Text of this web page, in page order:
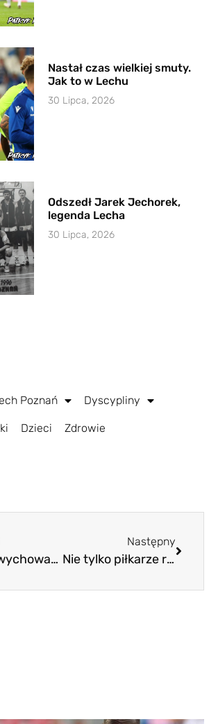
Nastał czas wielkiej smuty.
Jak to w Lechu
30 Lipca, 2026
Odszedł Jarek Jechorek,
legenda Lecha
30 Lipca, 2026
Poznań Dyscypliny
Dzieci Zdrowie
Flagowi wychowankowie Lecha odstawieni od gry i reprezentacji. Ekspert: „Brak powołań jest w pełni zasłużony”
Następny
Nie tylko piłkarze rozstrzygają mecze